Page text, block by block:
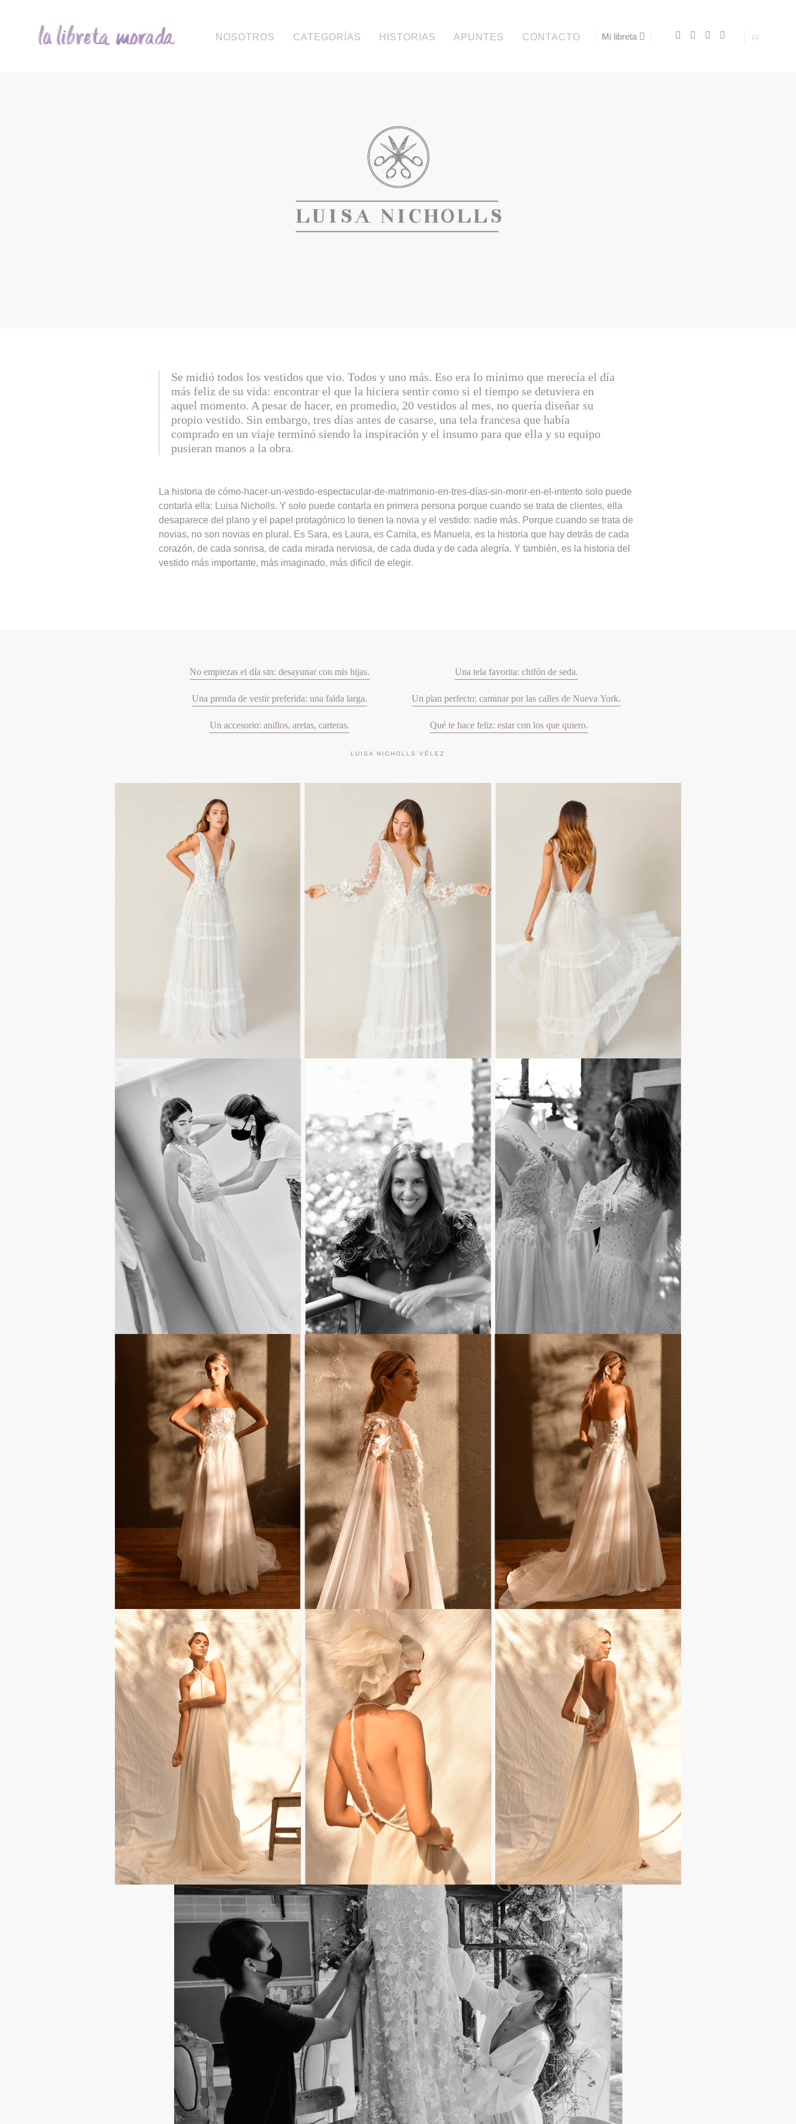
NOSOTROS CATEGORÍAS HISTORIAS APUNTES CONTACTO Mi libreta
Se midió todos los vestidos que vio. Todos y uno más. Eso era lo mínimo que merecía el día
más feliz de su vida: encontrar el que la hiciera sentir como si el tiempo se detuviera en
aquel momento. A pesar de hacer, en promedio, 20 vestidos al mes, no quería diseñar su
propio vestido. Sin embargo, tres días antes de casarse, una tela francesa que había
comprado en un viaje terminó siendo la inspiración y el insumo para que ella y su equipo
pusieran manos a la obra.
La historia de cómo-hacer-un-vestido-espectacular-de-matrimonio-en-tres-días-sin-morir-en-el-intento solo puede
contarla ella: Luisa Nicholls. Y solo puede contarla en primera persona porque cuando se trata de clientes, ella
desaparece del plano y el papel protagónico lo tienen la novia y el vestido: nadie más. Porque cuando se trata de
novias, no son novias en plural. Es Sara, es Laura, es Camila, es Manuela, es la historia que hay detrás de cada
corazón, de cada sonrisa, de cada mirada nerviosa, de cada duda y de cada alegría. Y también, es la historia del
vestido más importante, más imaginado, más difícil de elegir.
No empiezas el día sin: desayunar con mis hijas.
Una prenda de vestir preferida: una falda larga.
Un accesorio: anillos, aretas, carteras.
Una tela favorita: chifón de seda.
Un plan perfecto: caminar por las calles de Nueva York.
Qué te hace feliz: estar con los que quiero.
LUISA NICHOLLS VÉLEZ